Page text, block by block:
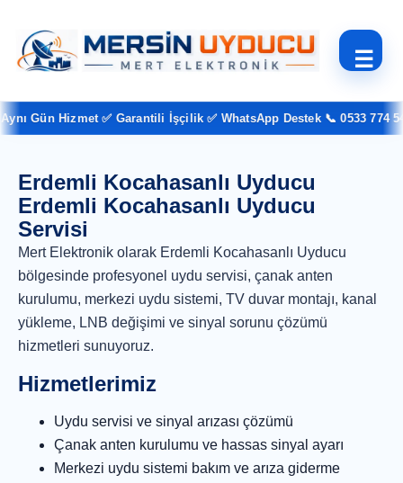
☰
Gün Hizmet ✅ Garantili İşçilik ✅ WhatsApp Destek 📞 0533 774 54
Erdemli Kocahasanlı Uyducu
Erdemli Kocahasanlı Uyducu
Servisi
Mert Elektronik olarak Erdemli Kocahasanlı Uyducu
bölgesinde profesyonel uydu servisi, çanak anten
kurulumu, merkezi uydu sistemi, TV duvar montajı, kanal
yükleme, LNB değişimi ve sinyal sorunu çözümü
hizmetleri sunuyoruz.
Hizmetlerimiz
Uydu servisi ve sinyal arızası çözümü
Çanak anten kurulumu ve hassas sinyal ayarı
Merkezi uydu sistemi bakım ve arıza giderme